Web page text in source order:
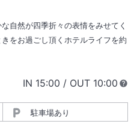
自然が四季折々の表情をみせてく
をお過ごし頂くホテルライフを約
IN チェックイン
15:00 / OUT チェック
10:00
駐車場あり